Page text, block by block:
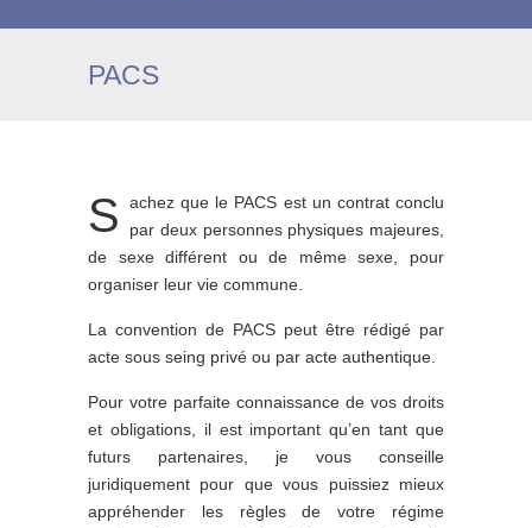
PACS
S
achez que le PACS est un contrat conclu
par deux personnes physiques majeures,
de sexe différent ou de même sexe, pour
organiser leur vie commune.
La convention de PACS peut être rédigé par
acte sous seing privé ou par acte authentique.
Pour votre parfaite connaissance de vos droits
et obligations, il est important qu’en tant que
futurs partenaires, je vous conseille
juridiquement pour que vous puissiez mieux
appréhender les règles de votre régime